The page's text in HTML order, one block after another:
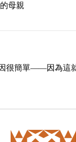
母親
很簡單——因為這